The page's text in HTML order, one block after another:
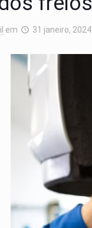
em 31 janeiro, 2024